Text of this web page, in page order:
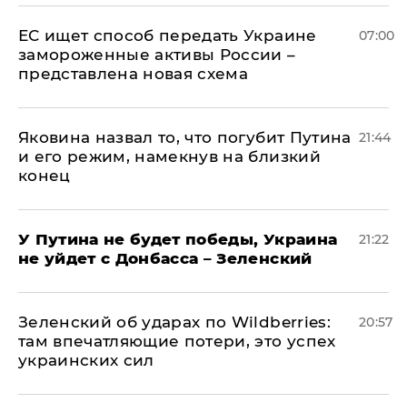
ЕС ищет способ передать Украине
замороженные активы России –
представлена новая схема
07:00
Яковина назвал то, что погубит Путина
и его режим, намекнув на близкий
конец
21:44
У Путина не будет победы, Украина
не уйдет с Донбасса – Зеленский
21:22
Зеленский об ударах по Wildberries:
там впечатляющие потери, это успех
украинских сил
20:57